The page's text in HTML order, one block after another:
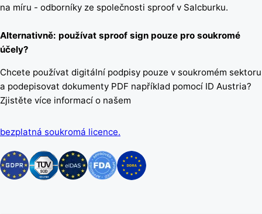
na míru - odborníky ze společnosti sproof v Salcburku.
Alternativně: používat sproof sign pouze pro soukromé
účely?
Chcete používat digitální podpisy pouze v soukromém sektoru
a podepisovat dokumenty PDF například pomocí ID Austria?
Zjistěte více informací o našem
bezplatná soukromá licence.